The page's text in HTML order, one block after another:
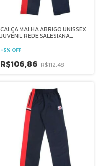
CALÇA MALHA ABRIGO UNISSEX
JUVENIL REDE SALESIANA
-5% OFF
R$106,86 R$112,48